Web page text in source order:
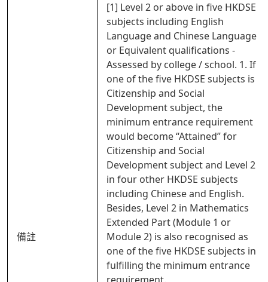
備註
[1] Level 2 or above in five HKDSE
subjects including English
Language and Chinese Language
or Equivalent qualifications -
Assessed by college / school. 1. If
one of the five HKDSE subjects is
Citizenship and Social
Development subject, the
minimum entrance requirement
would become “Attained” for
Citizenship and Social
Development subject and Level 2
in four other HKDSE subjects
including Chinese and English.
Besides, Level 2 in Mathematics
Extended Part (Module 1 or
Module 2) is also recognised as
one of the five HKDSE subjects in
fulfilling the minimum entrance